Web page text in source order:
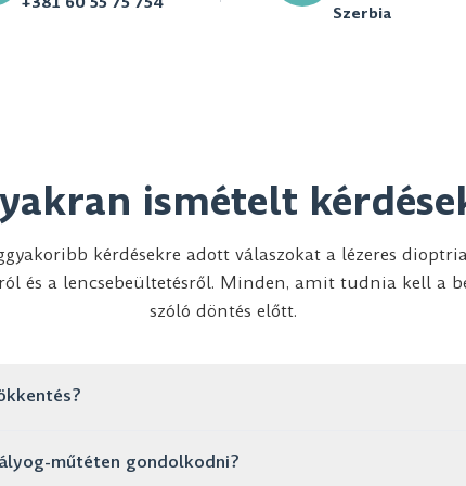
Szerbia
ismételt
kérdésekre adott válaszokat a lézeres
és a lencsebeültetésről. Minden, amit tudnia kell a
szóló döntés előtt.
Mindössze néhány percig tart, és már másnap
műtéten gondolkodni?